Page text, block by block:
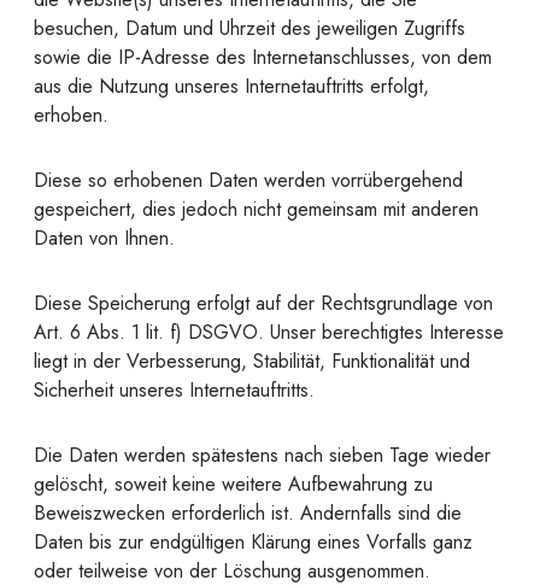
besuchen, Datum und Uhrzeit des jeweiligen Zugriffs
sowie die IP-Adresse des Internetanschlusses, von dem
aus die Nutzung unseres Internetauftritts erfolgt,
erhoben.
Diese so erhobenen Daten werden vorrübergehend
gespeichert, dies jedoch nicht gemeinsam mit anderen
Daten von Ihnen.
Diese Speicherung erfolgt auf der Rechtsgrundlage von
Art. 6 Abs. 1 lit. f) DSGVO. Unser berechtigtes Interesse
liegt in der Verbesserung, Stabilität, Funktionalität und
Sicherheit unseres Internetauftritts.
Die Daten werden spätestens nach sieben Tage wieder
gelöscht, soweit keine weitere Aufbewahrung zu
Beweiszwecken erforderlich ist. Andernfalls sind die
Daten bis zur endgültigen Klärung eines Vorfalls ganz
oder teilweise von der Löschung ausgenommen.